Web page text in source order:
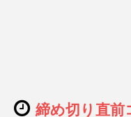
締め切り直前